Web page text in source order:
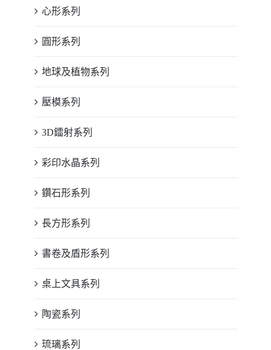
心形系列
圓形系列
地球及植物系列
壓模系列
3D鐳射系列
彩印水晶系列
鑽石形系列
長方形系列
書卷及盾形系列
桌上文具系列
陶瓷系列
琉璃系列